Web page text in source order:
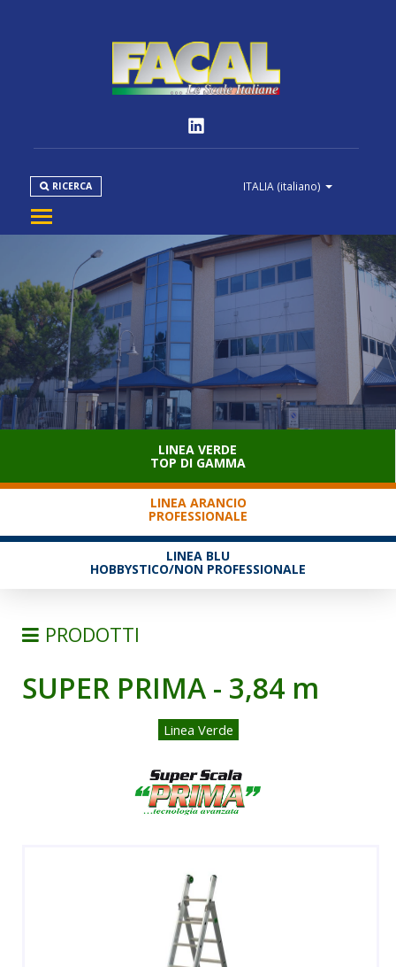
ITALIA (italiano)
RICERCA
PRODOTTI
NORMATIVE
MEDIA
DOWNLOAD
SERVIZIO CLIENTI
LINEA VERDE
TOP DI GAMMA
LINEA ARANCIO
PROFESSIONALE
LINEA BLU
HOBBYSTICO/NON PROFESSIONALE
PRODOTTI
SCALE
TELESCOPICHE E MULTIPOSIZIONE
SGABELLI E CAVALLETTI
DOMESTICI SCALE SGABELLI
SUPER PRIMA - 3,84 m
Linea Verde